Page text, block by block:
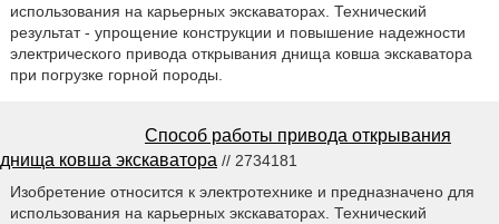
использования на карьерных экскаваторах. Технический
результат - упрощение конструкции и повышение надежности
электрического привода открывания днища ковша экскаватора
при погрузке горной породы.
Способ работы привода открывания
днища ковша экскаватора // 2734181
Изобретение относится к электротехнике и предназначено для
использования на карьерных экскаваторах. Технический